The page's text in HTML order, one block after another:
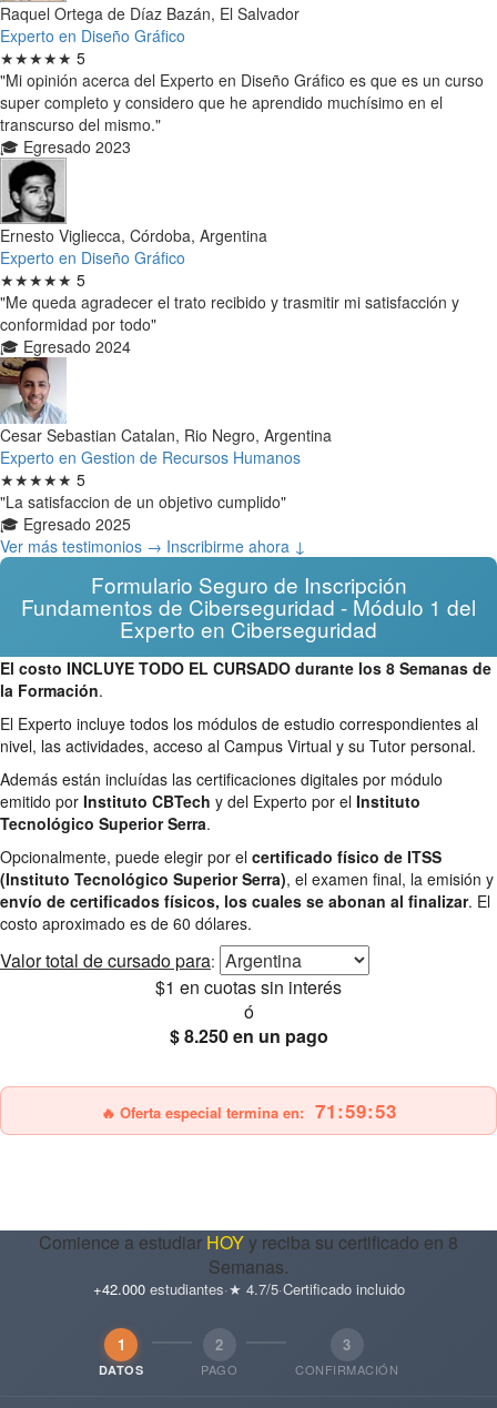
Raquel Ortega de Díaz Bazán, El Salvador
Experto en Diseño Gráfico
★★★★★ 5
"Mi opinión acerca del Experto en Diseño Gráfico es que es un curso
super completo y considero que he aprendido muchísimo en el
transcurso del mismo."
🎓 Egresado 2023
Ernesto Vigliecca, Córdoba, Argentina
Experto en Diseño Gráfico
★★★★★ 5
"Me queda agradecer el trato recibido y trasmitir mi satisfacción y
conformidad por todo"
🎓 Egresado 2024
Cesar Sebastian Catalan, Rio Negro, Argentina
Experto en Gestion de Recursos Humanos
★★★★★ 5
"La satisfaccion de un objetivo cumplido"
🎓 Egresado 2025
Ver más testimonios → Inscribirme ahora ↓
Formulario Seguro de Inscripción
Fundamentos de Ciberseguridad - Módulo 1 del
Experto en Ciberseguridad
El costo INCLUYE TODO EL CURSADO durante los 8 Semanas de
la Formación.
El Experto incluye todos los módulos de estudio correspondientes al
nivel, las actividades, acceso al Campus Virtual y su Tutor personal.
Además están incluídas las certificaciones digitales por módulo
emitido por Instituto CBTech y del Experto por el Instituto
Tecnológico Superior Serra.
Opcionalmente, puede elegir por el certificado físico de ITSS
(Instituto Tecnológico Superior Serra), el examen final, la emisión y
envío de certificados físicos, los cuales se abonan al finalizar. El
costo aproximado es de 60 dólares.
Valor total de cursado para:
$1 en cuotas sin interés
ó
$ 8.250en un pago
🔥 Oferta especial termina en: 71:59:51
Comience a estudiar HOYy reciba su certificado en 8
Semanas.
+42.000estudiantes·★ 4.7/5·Certificado incluido
1
DATOS
2
PAGO
3
CONFIRMACIÓN